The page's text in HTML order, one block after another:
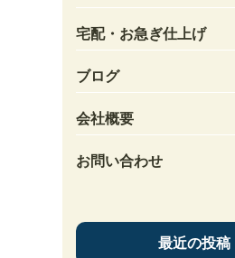
宅配・お急ぎ仕上げ
ブログ
会社概要
お問い合わせ
最近の投稿